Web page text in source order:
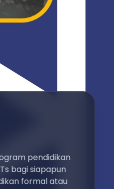
pendidikan
bagi siapapun
formal atau